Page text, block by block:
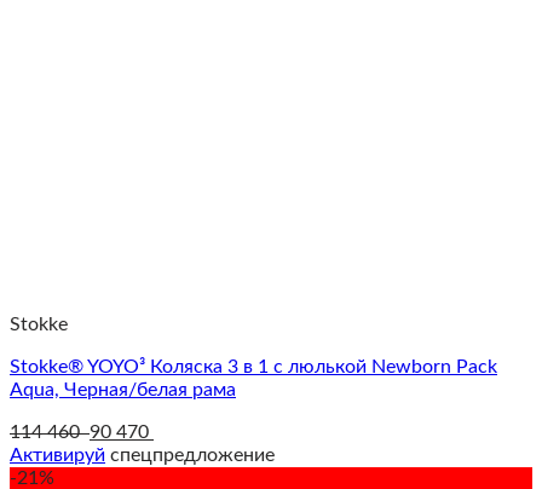
Stokke
Stokke® YOYO³ Коляска 3 в 1 с люлькой Newborn Pack
Aqua, Черная/белая рама
114 460 90 470
Активируй спецпредложение
-21%